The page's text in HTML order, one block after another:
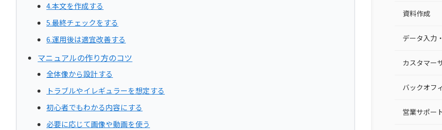
4.本文を作成する
5.最終チェックをする
6.運用後は適宜改善する
マニュアルの作り方のコツ
全体像から設計する
トラブルやイレギュラーを想定する
初心者でもわかる内容にする
必要に応じて画像や動画を使う
資料作成
データ入力
カスタマー
バックオフ
営業サポー